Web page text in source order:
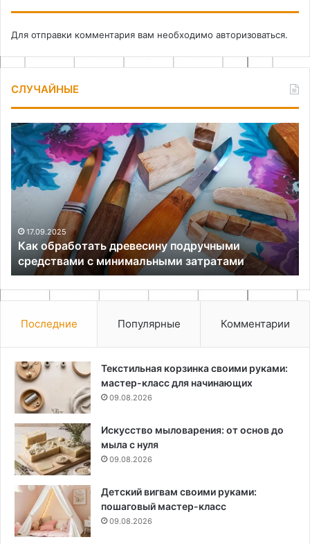
Для отправки комментария вам необходимо авторизоваться.
СЛУЧАЙНЫЕ
Как
обработать
древесину
подручными
средствами
минимальными
затратами
17.09.2025
Как обработать древесину подручными
средствами с минимальными затратами
Последние Популярные Комментарии
Текстильная корзинка своими руками:
мастер-класс для начинающих
09.08.2026
Искусство мыловарения: от основ до
мыла с нуля
09.08.2026
Детский вигвам своими руками:
пошаговый мастер-класс
09.08.2026